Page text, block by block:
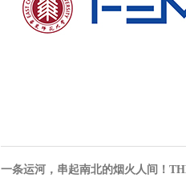
一条运河，串起南北的烟火人间！